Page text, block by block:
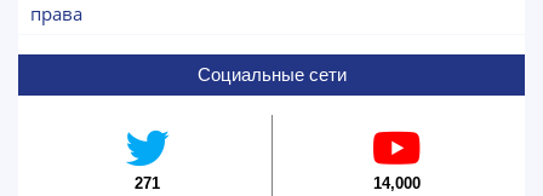
права
Социальные сети
271
14,000